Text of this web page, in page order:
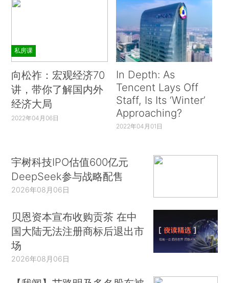
私房课
向松祚：宏观经济70
讲，带你了解国内外
经济大局
2022年04月06日
In Depth: As
Tencent Lays Off
Staff, Is Its ‘Winter’
Approaching?
2022年04月01日
宇树科技IPO估值600亿元
DeepSeek参与战略配售
2026年08月06日
贝恩资本宣布收购贡茶 在中
国大陆无法注册商标后退出市
场
2026年08月06日